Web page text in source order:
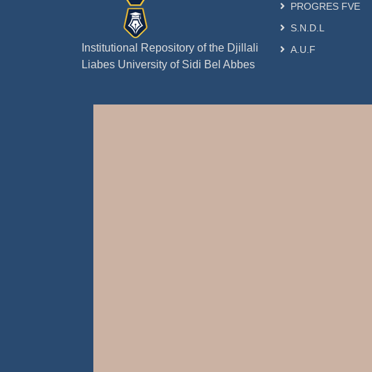
Institutional Repository of the Djillali
Liabes University of Sidi Bel Abbes
PROGRES FVE
S.N.D.L
A.U.F